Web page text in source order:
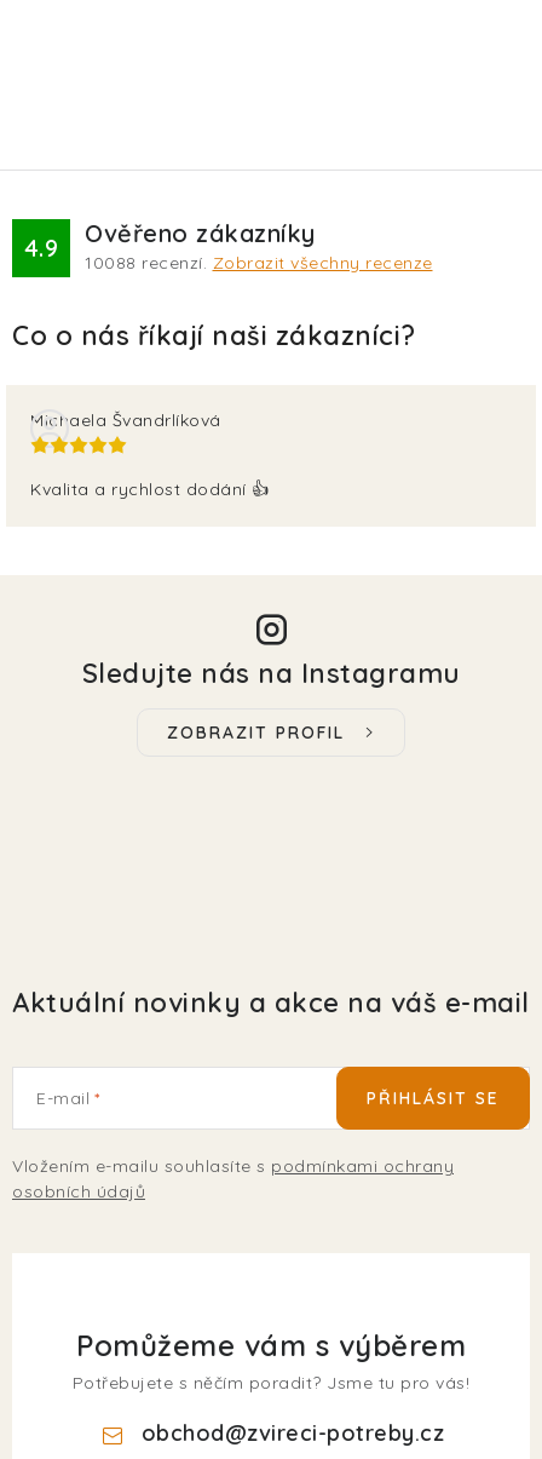
4.9 Ověřeno zákazníky
10088 recenzí. Zobrazit všechny recenze
Michaela Švandrlíková
Kvalita a rychlost dodání 👍
Sledujte nás na Instagramu
ZOBRAZIT PROFIL
Aktuální novinky a akce na váš e-mail
E-mail
Vložením e-mailu souhlasíte s podmínkami ochrany
osobních údajů
PŘIHLÁSIT SE
Pomůžeme vám s výběrem
Potřebujete s něčím poradit? Jsme tu pro vás!
obchod@zvireci-potreby.cz